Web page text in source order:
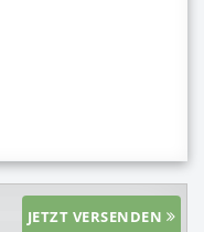
JETZT VERSENDEN